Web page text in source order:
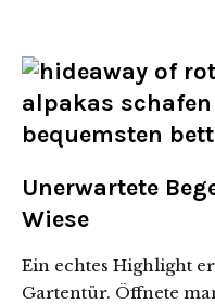
Unerwartete
Wiese
Ein echtes Highlight
Gartentür. Öffnete